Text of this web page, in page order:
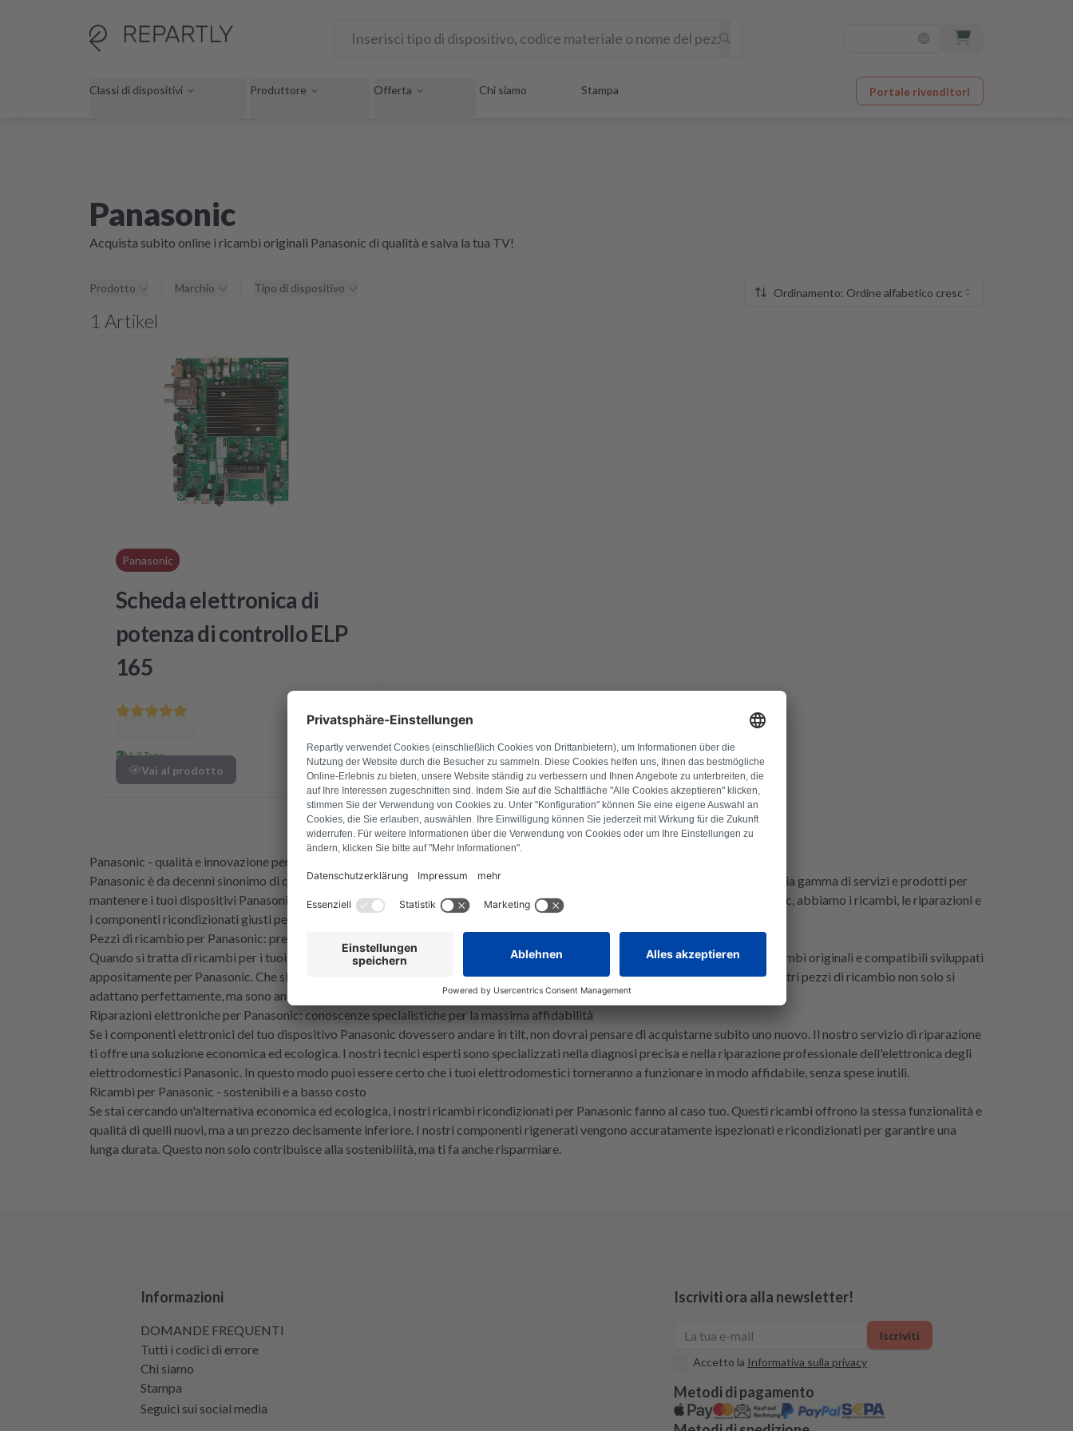
Classi di dispositivi Produttore Offerta Chi siamo Stampa Portale rivenditori
Panasonic
Acquista subito online i ricambi originali Panasonic di qualità e salva la tua TV!
Prodotto Marchio Tipo di dispositivo Ordinamento: Ordine alfabetico crescente
1 Artikel
Panasonic
Scheda elettronica di
potenza di controllo ELP
165
1-3 Tage
Vai al prodotto
1
More pages
Panasonic - qualità e innovazione per il tuo televisore
Panasonic è da decenni sinonimo di qualità, innovazione e affidabilità nel settore dei televisori. Noi di Repartly ti offriamo un'ampia gamma di servizi e prodotti per
mantenere i tuoi dispositivi Panasonic in perfetta forma. Che tu possegga un televisore LED o qualsiasi altro dispositivo Panasonic, abbiamo i ricambi, le riparazioni e
i componenti ricondizionati giusti per garantire il buon funzionamento dei tuoi dispositivi.
Pezzi di ricambio per Panasonic: precisi e resistenti
Quando si tratta di ricambi per i tuoi dispositivi Panasonic, su Repartly sei nel posto giusto. Ti offriamo un'ampia selezione di ricambi originali e compatibili sviluppati
appositamente per Panasonic. Che si tratti di componenti meccanici o di schede di controllo, abbiamo il pezzo giusto per te. I nostri pezzi di ricambio non solo si
adattano perfettamente, ma sono anche durevoli, quindi puoi fare affidamento sulla loro qualità.
Riparazioni elettroniche per Panasonic: conoscenze specialistiche per la massima affidabilità
Se i componenti elettronici del tuo dispositivo Panasonic dovessero andare in tilt, non dovrai pensare di acquistarne subito uno nuovo. Il nostro servizio di riparazione
ti offre una soluzione economica ed ecologica. I nostri tecnici esperti sono specializzati nella diagnosi precisa e nella riparazione professionale dell'elettronica degli
elettrodomestici Panasonic. In questo modo puoi essere certo che i tuoi elettrodomestici torneranno a funzionare in modo affidabile, senza spese inutili.
Ricambi per Panasonic - sostenibili e a basso costo
Se stai cercando un'alternativa economica ed ecologica, i nostri ricambi ricondizionati per Panasonic fanno al caso tuo. Questi ricambi offrono la stessa funzionalità e
qualità di quelli nuovi, ma a un prezzo decisamente inferiore. I nostri componenti rigenerati vengono accuratamente ispezionati e ricondizionati per garantire una
lunga durata. Questo non solo contribuisce alla sostenibilità, ma ti fa anche risparmiare.
Informazioni
DOMANDE FREQUENTI
Tutti i codici di errore
Chi siamo
Stampa
Seguici sui social media
Iscriviti ora alla newsletter!
Accetto la Informativa sulla privacy
Iscriviti
Metodi di pagamento